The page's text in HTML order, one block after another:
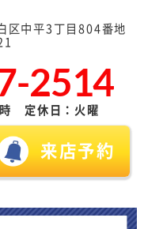
区中平3丁目804番地
2514
定休日：火曜
来店予約